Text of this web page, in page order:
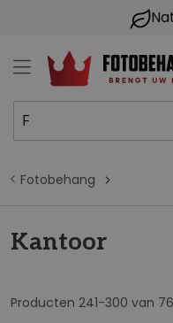
Fotobehang
Kantoor
Producten 241-300 van